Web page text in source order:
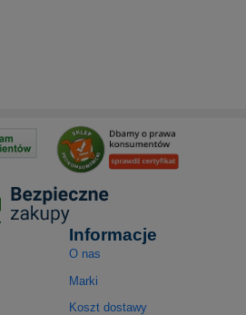
Informacje
O nas
Marki
Koszt dostawy